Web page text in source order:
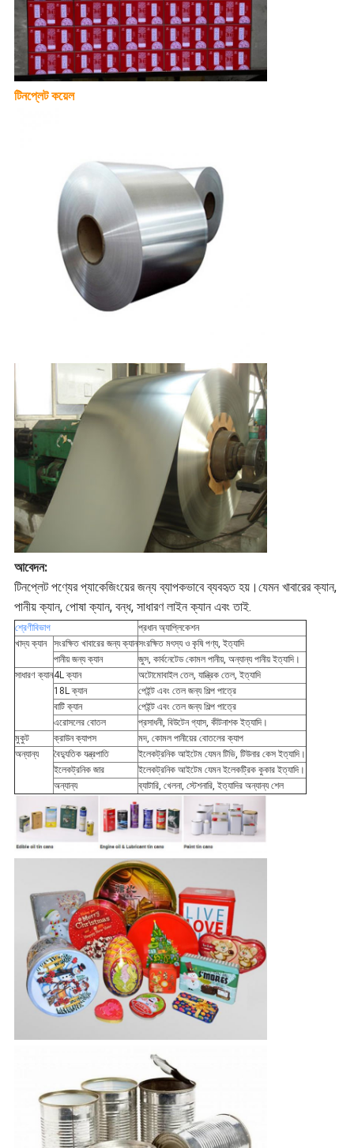
টিনপ্লেট কয়েল
আবেদন:
টিনপ্লেট পণ্যের প্যাকেজিংয়ের জন্য ব্যাপকভাবে ব্যবহৃত হয়।যেমন খাবারের ক্যান,
পানীয় ক্যান, পোষা ক্যান, বন্ধ, সাধারণ লাইন ক্যান এবং তাই.
শ্রেণীবিভাগ
প্রধান অ্যাপ্লিকেশন
খাদ্য ক্যান
সংরক্ষিত খাবারের জন্য ক্যানসংরক্ষিত মৎস্য ও কৃষি পণ্য, ইত্যাদি
পানীয় জন্য ক্যান
জুস, কার্বনেটেড কোমল পানীয়, অন্যান্য পানীয় ইত্যাদি।
সাধারণ ক্যান4L ক্যান
অটোমোবাইল তেল, যান্ত্রিক তেল, ইত্যাদি
18L ক্যান
পেইন্ট এবং তেল জন্য শিল্প পাত্রে
বাটি ক্যান
পেইন্ট এবং তেল জন্য শিল্প পাত্রে
এরোসলের বোতল
প্রসাধনী, বিউটেন গ্যাস, কীটনাশক ইত্যাদি।
মুকুট
ক্রাউন ক্যাপস
মদ, কোমল পানীয়ের বোতলের ক্যাপ
অন্যান্য
বৈদ্যুতিক যন্ত্রপাতি
ইলেকট্রনিক আইটেম যেমন টিভি, টিউনার কেস ইত্যাদি।
ইলেকট্রনিক জার
ইলেকট্রনিক আইটেম যেমন ইলেকট্রিক কুকার ইত্যাদি।
অন্যান্য
ব্যাটারি, খেলনা, স্টেশনারি, ইত্যাদির অন্যান্য শেল